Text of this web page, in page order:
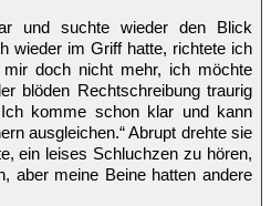
und suchte wieder den Blick
wieder im Griff hatte, richtete ich
doch nicht mehr, ich möchte
blöden Rechtschreibung traurig
komme schon klar und kann
ausgleichen.“ Abrupt drehte sie
ein leises Schluchzen zu hören,
aber meine Beine hatten andere